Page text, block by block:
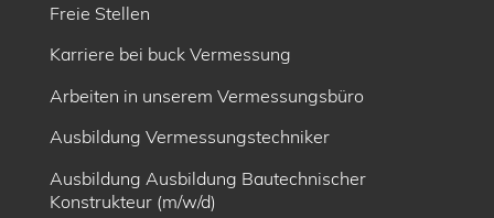
Freie Stellen
Karriere bei buck Vermessung
Arbeiten in unserem Vermessungsbüro
Ausbildung Vermessungstechniker
Ausbildung Ausbildung Bautechnischer
Konstrukteur (m/w/d)